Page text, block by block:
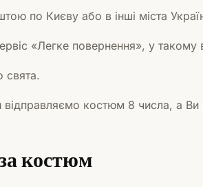
по Києву або в інші міста
«Легке повернення», у
свята.
костюм 8 числа, а Ви
костюм